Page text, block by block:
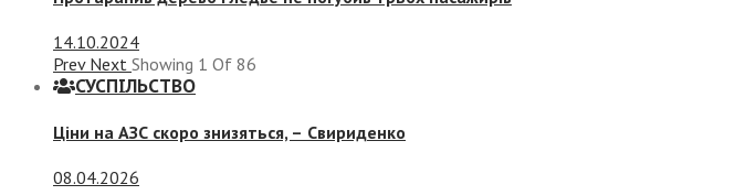
14.10.2024
Prev Next Showing 1 Of 86
СУСПIЛЬСТВО
Ціни на АЗС скоро знизяться, – Свириденко
08.04.2026